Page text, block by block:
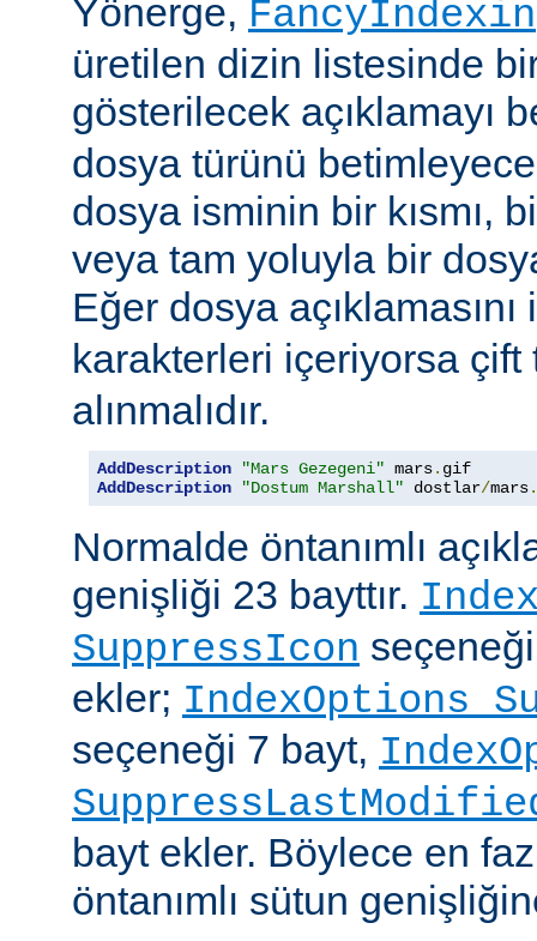
Yönerge,
üretilen dizin listesinde
gösterilecek açıklamayı
dosya türünü
dosya isminin bir kısmı,
veya tam yoluyla bir
Eğer dosya
karakterleri içeriyorsa çift
alınmalıdır.
AddDescription "Mars Gezegeni" mars. gif
AddDescription
"Dostum Marshall" dostlar/mars.
Normalde öntanımlı
genişliği 23 bayttır.
SuppressIcon
ekler; IndexOptions
seçeneği 7 bayt,
bayt ekler. Böylece en
öntanımlı sütun